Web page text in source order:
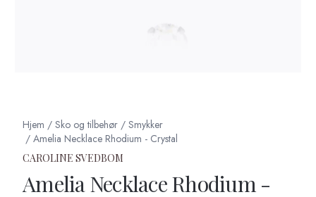
Hjem / Sko og tilbehør / Smykker
/ Amelia Necklace Rhodium - Crystal
CAROLINE SVEDBOM
Amelia Necklace Rhodium -